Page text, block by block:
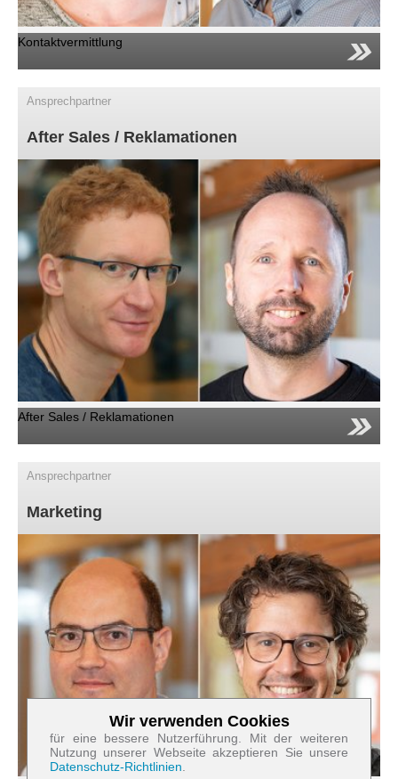
Kontaktvermittlung
Ansprechpartner
After Sales / Reklamationen
After Sales / Reklamationen
Ansprechpartner
Marketing
Zum Betrieb der Seite notwendige Cookies:
Name
PHP
Wir verwenden Cookies
für eine bessere Nutzerführung. Mit der weiteren
Nutzung unserer Webseite akzeptieren Sie unsere
Datenschutz-Richtlinien